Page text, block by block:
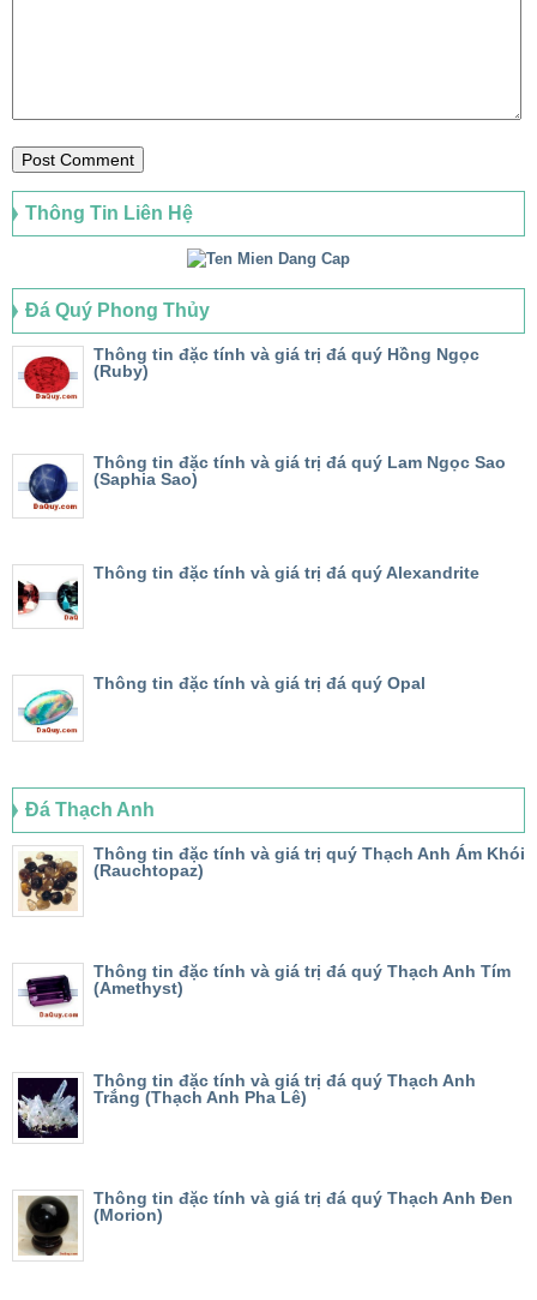
Thông Tin Liên Hệ
Đá Quý Phong Thủy
Thông tin đặc tính và giá trị đá quý Hồng Ngọc
(Ruby)
Thông tin đặc tính và giá trị đá quý Lam Ngọc Sao
(Saphia Sao)
Thông tin đặc tính và giá trị đá quý Alexandrite
Thông tin đặc tính và giá trị đá quý Opal
Đá Thạch Anh
Thông tin đặc tính và giá trị quý Thạch Anh Ám Khói
(Rauchtopaz)
Thông tin đặc tính và giá trị đá quý Thạch Anh Tím
(Amethyst)
Thông tin đặc tính và giá trị đá quý Thạch Anh
Trắng (Thạch Anh Pha Lê)
Thông tin đặc tính và giá trị đá quý Thạch Anh Đen
(Morion)